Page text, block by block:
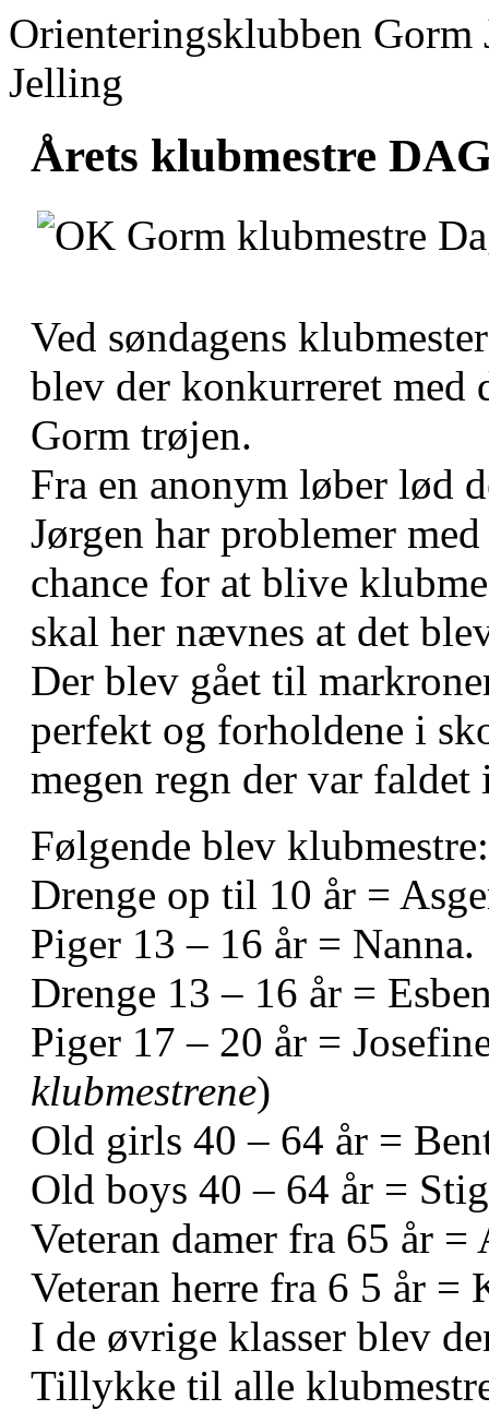
Orienteringsklubben
Jelling
Årets klubmestre
Ved søndagens
blev der konkurreret med
Gorm trøjen.
Fra en anonym løber lød
Jørgen har problemer
chance for at blive
skal her nævnes at det
Der blev gået til
perfekt og forholdene i
megen regn der var
Følgende blev klubmestre:
Drenge op til 10 år =
Piger 13 – 16 år = Nanna.
Drenge 13 – 16 år =
Piger 17 – 20 år =
klubmestrene)
Old girls 40 – 64 år =
Old boys 40 – 64 år = Stig
Veteran damer fra 65 år =
Veteran herre fra 6 5 år =
I de øvrige klasser blev
Tillykke til alle